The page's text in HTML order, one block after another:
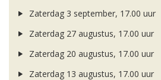
Zaterdag 3 september, 17.00 uur
Zaterdag 27 augustus, 17.00 uur
Zaterdag 20 augustus, 17.00 uur
Zaterdag 13 augustus, 17.00 uur